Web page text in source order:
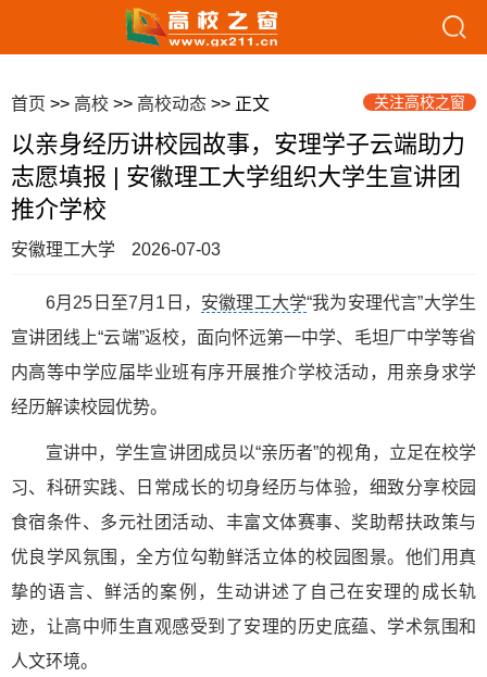
首页 >> 高校 >> 高校动态 >> 正文 关注高校之窗
以亲身经历讲校园故事，安理学子云端助力
志愿填报 | 安徽理工大学组织大学生宣讲团
推介学校
安徽理工大学 2026-07-03
6月25日至7月1日， 安徽理工大学“我为安理代言”大学生
宣讲团线上“云端”返校，面向怀远第一中学、毛坦厂中学等省
内高等中学应届毕业班有序开展推介学校活动，用亲身求学
经历解读校园优势。
宣讲中，学生宣讲团成员以“亲历者”的视角，立足在校学
习、科研实践、日常成长的切身经历与体验，细致分享校园
食宿条件、多元社团活动、丰富文体赛事、奖助帮扶政策与
优良学风氛围，全方位勾勒鲜活立体的校园图景。他们用真
挚的语言、鲜活的案例，生动讲述了自己在安理的成长轨
迹，让高中师生直观感受到了安理的历史底蕴、学术氛围和
人文环境。